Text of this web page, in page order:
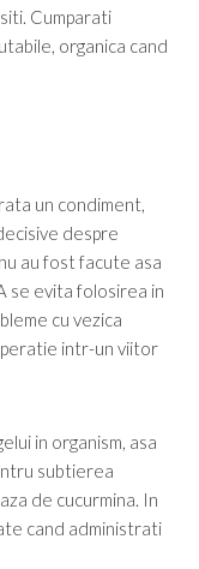
Cumparati
organica cand
un condiment,
despre
au fost facute asa
se evita folosirea in
cu vezica
intr-un viitor
in organism, asa
subtierea
de cucurmina. In
cand administrati